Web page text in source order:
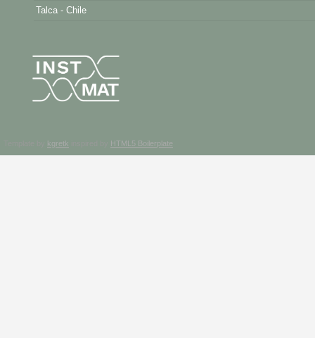
Talca - Chile
kgretk HTML5 Boilerplate